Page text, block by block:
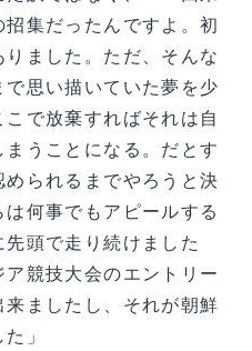
集だったんですよ。初
ました。ただ、そんな
思い描いていた夢を少
で放棄すればそれは自
うことになる。だとす
られるまでやろうと決
何事でもアピールする
頭で走り続けました
競技大会のエントリー
ましたし、それが朝鮮
」